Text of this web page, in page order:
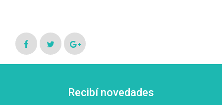
Recibí novedades